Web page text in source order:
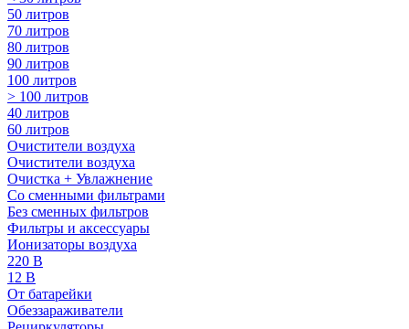
50 литров
70 литров
80 литров
90 литров
100 литров
> 100 литров
40 литров
60 литров
Очистители воздуха
Очистители воздуха
Очистка + Увлажнение
Cо сменными фильтрами
Без сменных фильтров
Фильтры и аксессуары
Ионизаторы воздуха
220 В
12 В
От батарейки
Обеззараживатели